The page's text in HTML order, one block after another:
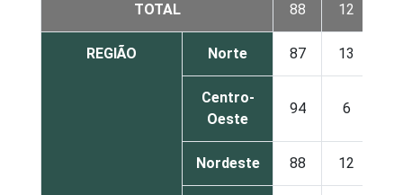
TOTAL 88 12
REGIÃO Norte 87 13
Centro-
Oeste
94 6
Nordeste 88 12